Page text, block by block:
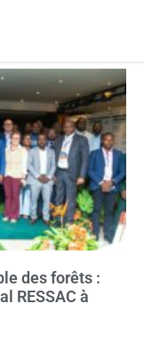
des forêts :
RESSAC à